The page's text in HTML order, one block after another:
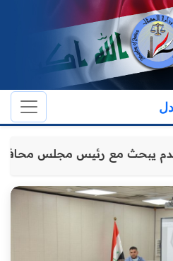
يبحث مع رئيس مجلس